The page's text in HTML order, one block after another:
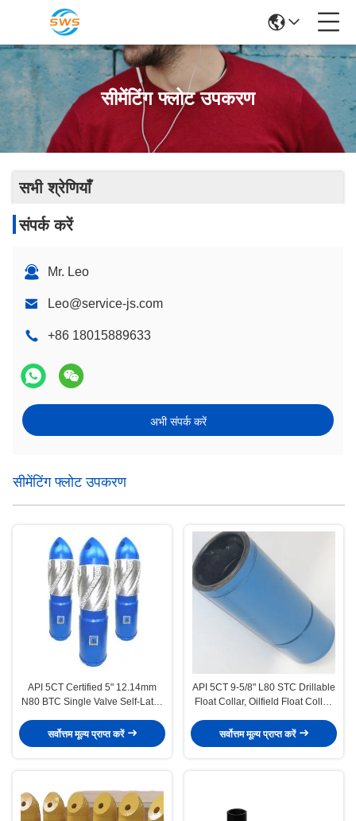
सीमेंटिंग फ्लोट उपकरण
सभी श्रेणियाँ
संपर्क करें
Mr. Leo
Leo@service-js.com
+86 18015889633
अभी संपर्क करें
सीमेंटिंग फ्लोट उपकरण
API 5CT Certified 5" 12.14mm
N80 BTC Single Valve Self-Latch
and Gas Industry
सर्वोत्तम मूल्य प्राप्त करें
API 5CT 9-5/8" L80 STC Drillable
Float Collar, Oilfield Float Collar,
cementing
सर्वोत्तम मूल्य प्राप्त करें